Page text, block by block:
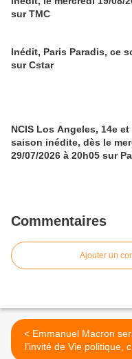
sur TMC
Inédit, Paris Paradis, ce
sur Cstar
NCIS Los Angeles, 14e
saison inédite, dès le
29/07/2026 à 20h05 sur
Commentaires
Ajouter un
< Emmanuel Macron sera
l’invité de Vie politique, ce